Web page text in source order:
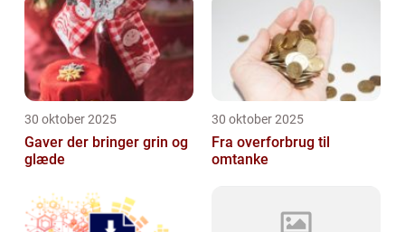
30 oktober 2025
Gaver der bringer grin og
glæde
30 oktober 2025
Fra overforbrug til
omtanke